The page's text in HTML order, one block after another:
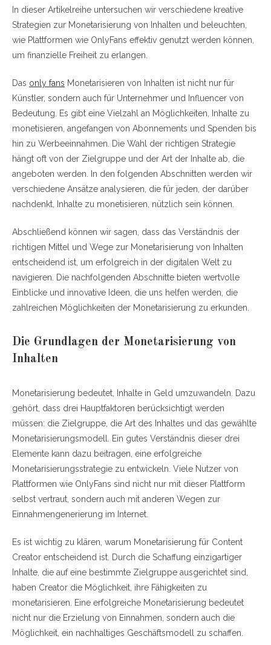
In dieser Artikelreihe untersuchen wir verschiedene kreative
Strategien zur Monetarisierung von Inhalten und beleuchten,
wie Plattformen wie OnlyFans effektiv genutzt werden können,
um finanzielle Freiheit zu erlangen.
Das only fans Monetarisieren von Inhalten ist nicht nur für
Künstler, sondern auch für Unternehmer und Influencer von
Bedeutung. Es gibt eine Vielzahl an Möglichkeiten, Inhalte zu
monetisieren, angefangen von Abonnements und Spenden bis
hin zu Werbeeinnahmen. Die Wahl der richtigen Strategie
hängt oft von der Zielgruppe und der Art der Inhalte ab, die
angeboten werden. In den folgenden Abschnitten werden wir
verschiedene Ansätze analysieren, die für jeden, der darüber
nachdenkt, Inhalte zu monetisieren, nützlich sein können.
Abschließend können wir sagen, dass das Verständnis der
richtigen Mittel und Wege zur Monetarisierung von Inhalten
entscheidend ist, um erfolgreich in der digitalen Welt zu
navigieren. Die nachfolgenden Abschnitte bieten wertvolle
Einblicke und innovative Ideen, die uns helfen werden, die
zahlreichen Möglichkeiten der Monetarisierung zu erkunden.
Die Grundlagen der Monetarisierung von
Inhalten
Monetarisierung bedeutet, Inhalte in Geld umzuwandeln. Dazu
gehört, dass drei Hauptfaktoren berücksichtigt werden
müssen: die Zielgruppe, die Art des Inhaltes und das gewählte
Monetarisierungsmodell. Ein gutes Verständnis dieser drei
Elemente kann dazu beitragen, eine erfolgreiche
Monetarisierungsstrategie zu entwickeln. Viele Nutzer von
Plattformen wie OnlyFans sind nicht nur mit dieser Plattform
selbst vertraut, sondern auch mit anderen Wegen zur
Einnahmengenerierung im Internet.
Es ist wichtig zu klären, warum Monetarisierung für Content
Creator entscheidend ist. Durch die Schaffung einzigartiger
Inhalte, die auf eine bestimmte Zielgruppe ausgerichtet sind,
haben Creator die Möglichkeit, ihre Fähigkeiten zu
monetarisieren. Eine erfolgreiche Monetarisierung bedeutet
nicht nur die Erzielung von Einnahmen, sondern auch die
Möglichkeit, ein nachhaltiges Geschäftsmodell zu schaffen.